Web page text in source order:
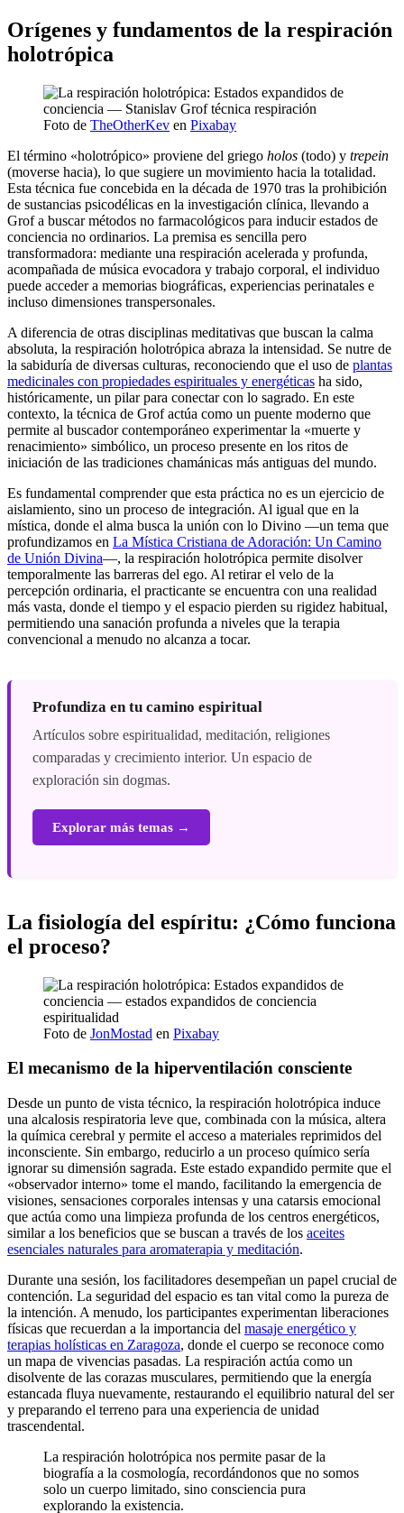
Orígenes y fundamentos de la respiración
holotrópica
Foto de TheOtherKev en Pixabay
El término «holotrópico» proviene del griego holos (todo) y trepein
(moverse hacia), lo que sugiere un movimiento hacia la totalidad.
Esta técnica fue concebida en la década de 1970 tras la prohibición
de sustancias psicodélicas en la investigación clínica, llevando a
Grof a buscar métodos no farmacológicos para inducir estados de
conciencia no ordinarios. La premisa es sencilla pero
transformadora: mediante una respiración acelerada y profunda,
acompañada de música evocadora y trabajo corporal, el individuo
puede acceder a memorias biográficas, experiencias perinatales e
incluso dimensiones transpersonales.
A diferencia de otras disciplinas meditativas que buscan la calma
absoluta, la respiración holotrópica abraza la intensidad. Se nutre de
la sabiduría de diversas culturas, reconociendo que el uso de plantas
medicinales con propiedades espirituales y energéticas ha sido,
históricamente, un pilar para conectar con lo sagrado. En este
contexto, la técnica de Grof actúa como un puente moderno que
permite al buscador contemporáneo experimentar la «muerte y
renacimiento» simbólico, un proceso presente en los ritos de
iniciación de las tradiciones chamánicas más antiguas del mundo.
Es fundamental comprender que esta práctica no es un ejercicio de
aislamiento, sino un proceso de integración. Al igual que en la
mística, donde el alma busca la unión con lo Divino —un tema que
profundizamos en La Mística Cristiana de Adoración: Un Camino
de Unión Divina—, la respiración holotrópica permite disolver
temporalmente las barreras del ego. Al retirar el velo de la
percepción ordinaria, el practicante se encuentra con una realidad
más vasta, donde el tiempo y el espacio pierden su rigidez habitual,
permitiendo una sanación profunda a niveles que la terapia
convencional a menudo no alcanza a tocar.
Profundiza en tu camino espiritual
Artículos sobre espiritualidad, meditación, religiones
comparadas y crecimiento interior. Un espacio de
exploración sin dogmas.
Explorar más temas →
La fisiología del espíritu: ¿Cómo funciona
el proceso?
Foto de JonMostad en Pixabay
El mecanismo de la hiperventilación consciente
Desde un punto de vista técnico, la respiración holotrópica induce
una alcalosis respiratoria leve que, combinada con la música, altera
la química cerebral y permite el acceso a materiales reprimidos del
inconsciente. Sin embargo, reducirlo a un proceso químico sería
ignorar su dimensión sagrada. Este estado expandido permite que el
«observador interno» tome el mando, facilitando la emergencia de
visiones, sensaciones corporales intensas y una catarsis emocional
que actúa como una limpieza profunda de los centros energéticos,
similar a los beneficios que se buscan a través de los aceites
esenciales naturales para aromaterapia y meditación.
Durante una sesión, los facilitadores desempeñan un papel crucial de
contención. La seguridad del espacio es tan vital como la pureza de
la intención. A menudo, los participantes experimentan liberaciones
físicas que recuerdan a la importancia del masaje energético y
terapias holísticas en Zaragoza, donde el cuerpo se reconoce como
un mapa de vivencias pasadas. La respiración actúa como un
disolvente de las corazas musculares, permitiendo que la energía
estancada fluya nuevamente, restaurando el equilibrio natural del ser
y preparando el terreno para una experiencia de unidad
trascendental.
La respiración holotrópica nos permite pasar de la
biografía a la cosmología, recordándonos que no somos
solo un cuerpo limitado, sino consciencia pura
explorando la existencia.